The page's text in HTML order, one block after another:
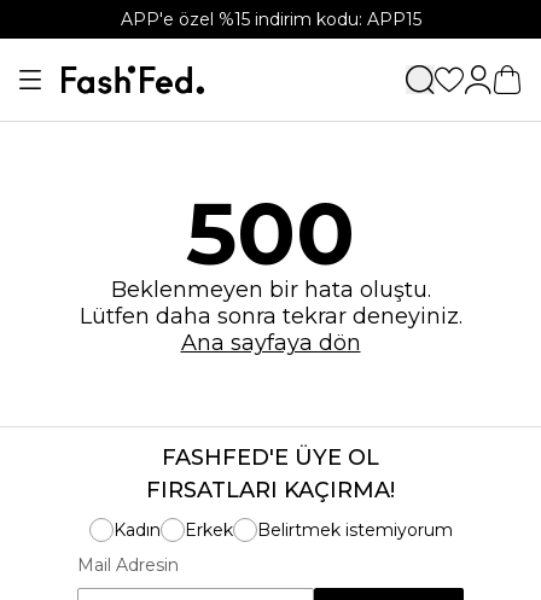
APP'e özel %15 indirim kodu: APP15
500
Beklenmeyen bir hata oluştu.
Lütfen daha sonra tekrar deneyiniz.
Ana sayfaya dön
FASHFED'E ÜYE OL
FIRSATLARI KAÇIRMA!
Kadın Erkek
Belirtmek istemiyorum
Mail Adresin